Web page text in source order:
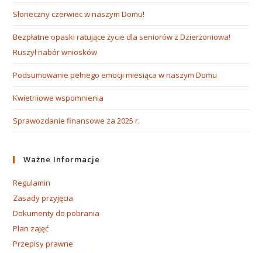
Słoneczny czerwiec w naszym Domu!
Bezpłatne opaski ratujące życie dla seniorów z Dzierżoniowa!
Ruszył nabór wniosków
Podsumowanie pełnego emocji miesiąca w naszym Domu
Kwietniowe wspomnienia
Sprawozdanie finansowe za 2025 r.
Ważne Informacje
Regulamin
Zasady przyjęcia
Dokumenty do pobrania
Plan zajęć
Przepisy prawne